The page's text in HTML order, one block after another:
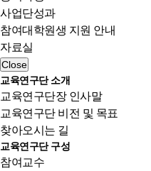
사업단성과
참여대학원생 지원 안내
자료실
Close
교육연구단 소개
교육연구단장 인사말
교육연구단 비전 및 목표
찾아오시는 길
교육연구단 구성
참여교수